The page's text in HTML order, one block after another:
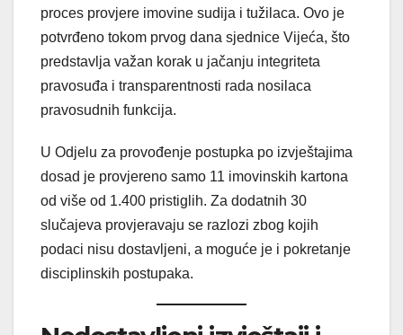
proces provjere imovine sudija i tužilaca. Ovo je
potvrđeno tokom prvog dana sjednice Vijeća, što
predstavlja važan korak u jačanju integriteta
pravosuđa i transparentnosti rada nosilaca
pravosudnih funkcija.
U Odjelu za provođenje postupka po izvještajima
dosad je provjereno samo 11 imovinskih kartona
od više od 1.400 pristiglih. Za dodatnih 30
slučajeva provjeravaju se razlozi zbog kojih
podaci nisu dostavljeni, a moguće je i pokretanje
disciplinskih postupaka.